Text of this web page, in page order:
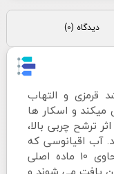
دیدگاه (0)
قرمزی و التهاب
میکند و اسکار ها
ترشح چربی بالا،
آب اقیانوسی که
در ترکیب این محصول به کار رفته حاوی 10 ماده اصلی